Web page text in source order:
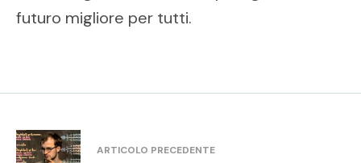
futuro migliore per tutti.
ARTICOLO PRECEDENTE